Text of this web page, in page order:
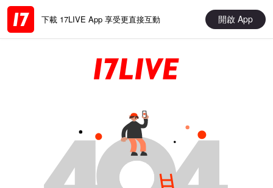
下載 17LIVE App 享受更直接互動 開啟 App